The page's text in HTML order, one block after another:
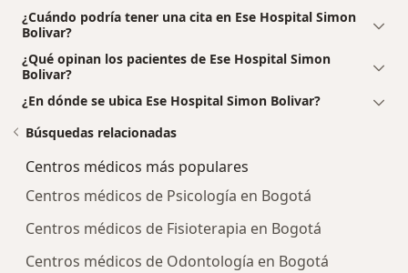
¿Cuándo podría tener una cita en Ese Hospital Simon
Bolivar?
¿Qué opinan los pacientes de Ese Hospital Simon
Bolivar?
¿En dónde se ubica Ese Hospital Simon Bolivar?
Búsquedas relacionadas
Centros médicos más populares
Centros médicos de Psicología en Bogotá
Centros médicos de Fisioterapia en Bogotá
Centros médicos de Odontología en Bogotá